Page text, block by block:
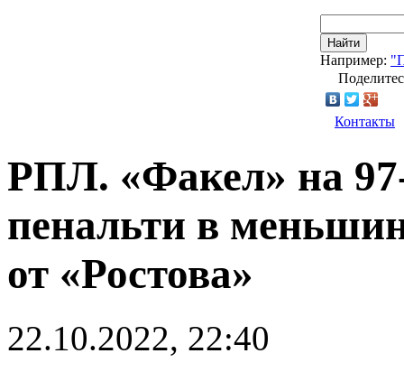
Найти
Например:
Контакты
РПЛ. «Факел» на
пенальти в
от «Ростова»
22.10.2022, 22:40